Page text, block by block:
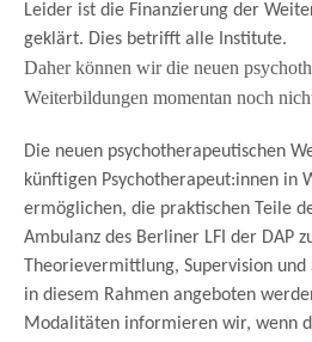
Leider ist die Finanzierung der
geklärt. Dies betrifft alle Institute.
Daher können wir die neuen
Weiterbildungen momentan noch
Die neuen psychotherapeutischen
künftigen Psychotherapeut:innen in
ermöglichen, die praktischen Teile
Ambulanz des Berliner LFI der DAP
Theorievermittlung, Supervision
in diesem Rahmen angeboten
Modalitäten informieren wir, wenn